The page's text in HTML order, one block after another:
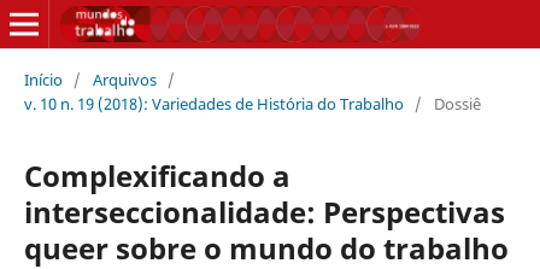
Início / Arquivos /
v. 10 n. 19 (2018): Variedades de História do Trabalho / Dossiê
Complexificando a
interseccionalidade: Perspectivas
queer sobre o mundo do trabalho